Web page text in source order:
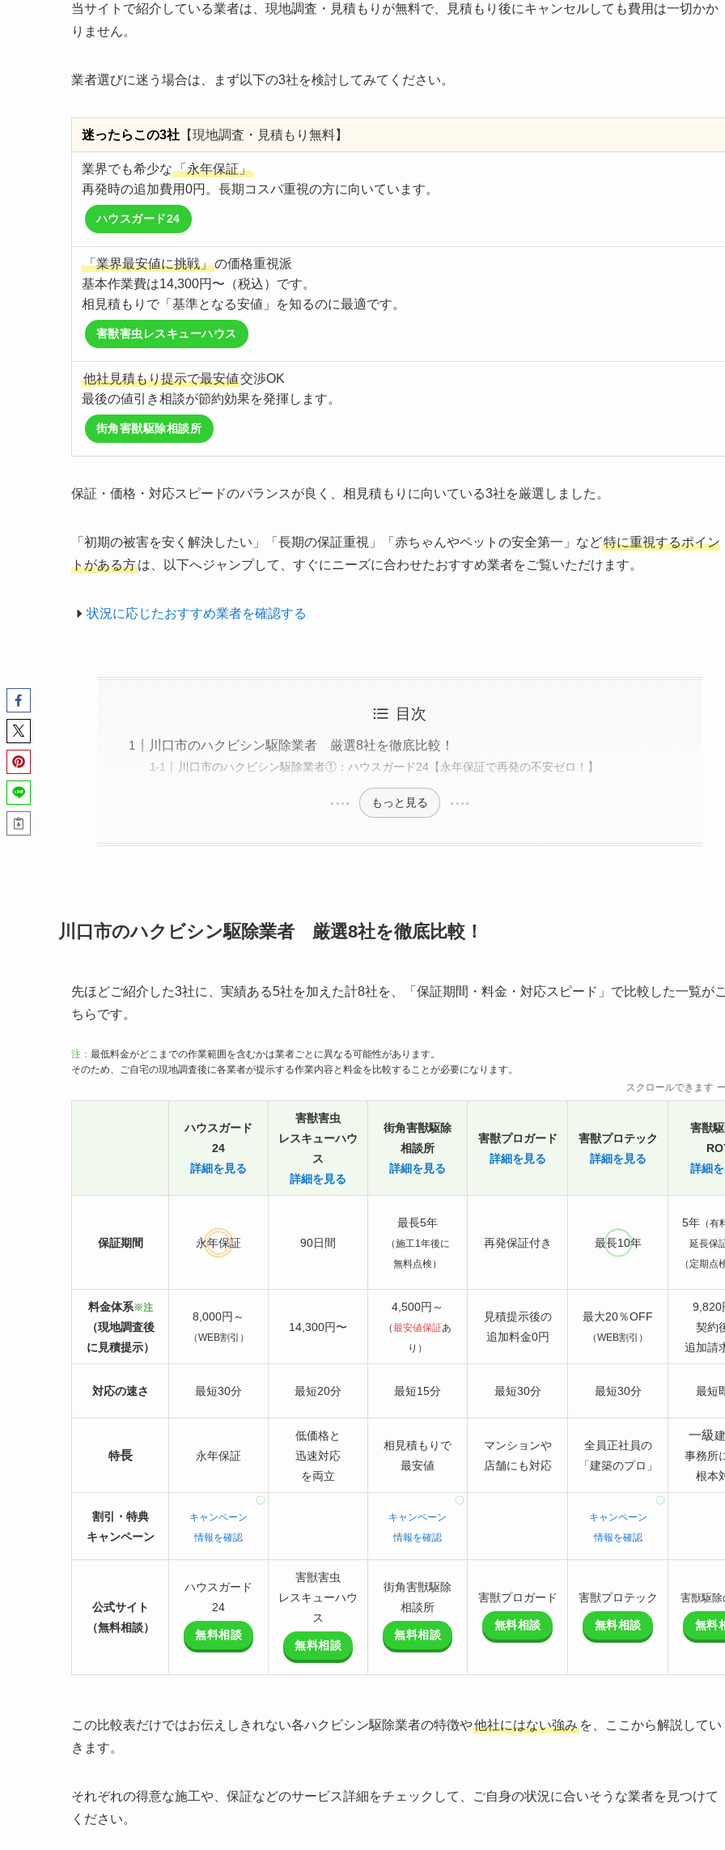
当サイトで紹介している業者は、現地調査・見積もりが無料で、見積もり後にキャンセルしても費用は一切かか
りません。
業者選びに迷う場合は、まず以下の3社を検討してみてください。
迷ったらこの3社 【現地調査・見積もり無料】
業界でも希少な「永年保証」
再発時の追加費用0円。長期コスパ重視の方に向いています。
ハウスガード24
「業界最安値に挑戦」の価格重視派
基本作業費は14,300円〜（税込）です。
相見積もりで「基準となる安値」を知るのに最適です。
害獣害虫レスキューハウス
他社見積もり提示で最安値交渉OK
最後の値引き相談が節約効果を発揮します。
街角害獣駆除相談所
保証・価格・対応スピードのバランスが良く、相見積もりに向いている3社を厳選しました。
「初期の被害を安く解決したい」「長期の保証重視」「赤ちゃんやペットの安全第一」など特に重視するポイン
トがある方は、以下へジャンプして、すぐにニーズに合わせたおすすめ業者をご覧いただけます。
状況に応じたおすすめ業者を確認する
目次
川口市のハクビシン駆除業者 厳選8社を徹底比較！
川口市のハクビシン駆除業者①：ハウスガード24【永年保証で再発の不安ゼロ！】
もっと見る
川口市のハクビシン駆除業者 厳選8社を徹底比較！
先ほどご紹介した3社に、実績ある5社を加えた計8社を、「保証期間・料金・対応スピード」で比較した一覧が
ちらです。
注： 最低料金がどこまでの作業範囲を含むかは業者ごとに異なる可能性があります。
そのため、ご自宅の現地調査後に各業者が提示する作業内容と料金を比較することが必要になります。
スクロールできます
ハウスガード
24
詳細を見る
害獣害虫
レスキューハウ
ス
詳細を見る
街角害獣駆除
相談所
詳細を見る
害獣プロガード
詳細を見る
害獣プロテック
詳細を見る
害獣
詳細
保証期間 永年保証 90日間
最長5年
（施工1年後に
無料点検）
再発保証付き 最長10年
5年 （有
延長保
（定期点
料金体系※注
（現地調査後
に見積提示）
8,000円～
（WEB割引）
14,300円〜
4,500円～
（最安値保証あ
り）
見積提示後の
追加料金0円
最大20％OFF
（WEB割引）
9,820
契約
追加請
対応の速さ 最短30分 最短20分 最短15分 最短30分 最短30分 最短
特長 永年保証
低価格と
迅速対応
を両立
相見積もりで
最安値
マンションや
店舗にも対応
全員正社員の
「建築のプロ」
一級
事務所
根本
割引・特典
キャンペーン
キャンペーン
情報を確認
キャンペーン
情報を確認
キャンペーン
情報を確認
公式サイト
（無料相談）
ハウスガード
24
無料相談
害獣害虫
レスキューハウ
ス
無料相談
街角害獣駆除
相談所
無料相談
害獣プロガード
無料相談
害獣プロテック
無料相談
害獣駆除
無料
この比較表だけではお伝えしきれない各ハクビシン駆除業者の特徴や他社にはない強み を、ここから解説してい
きます。
それぞれの得意な施工や、保証などのサービス詳細をチェックして、ご自身の状況に合いそうな業者を見つけて
ください。